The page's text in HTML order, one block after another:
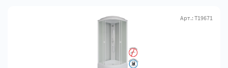
Арт.: Т19671